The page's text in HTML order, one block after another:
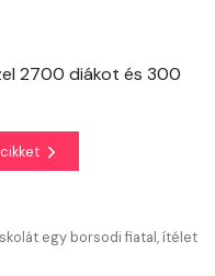
2700 diákot és 300
egy borsodi fiatal, ítélet